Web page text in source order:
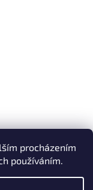
procházením
používáním.